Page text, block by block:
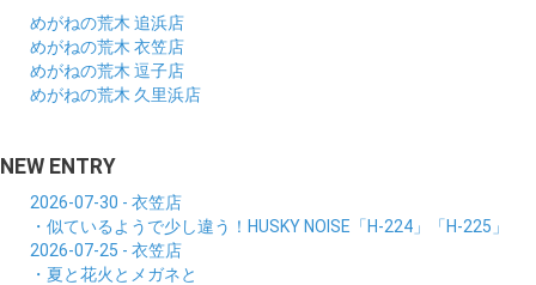
めがねの荒木 追浜店
めがねの荒木 衣笠店
めがねの荒木 逗子店
めがねの荒木 久里浜店
NEW ENTRY
2026-07-30 - 衣笠店
・似ているようで少し違う！HUSKY NOISE「H-224」「H-225」
2026-07-25 - 衣笠店
・夏と花火とメガネと